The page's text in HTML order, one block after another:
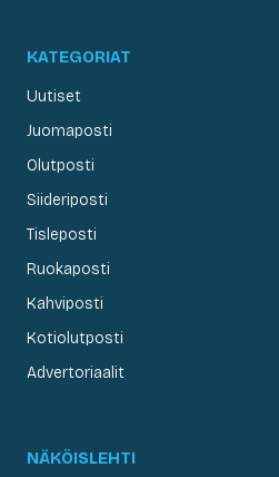
KATEGORIAT
Uutiset
Juomaposti
Olutposti
Siideriposti
Tisleposti
Ruokaposti
Kahviposti
Kotiolutposti
Advertoriaalit
NÄKÖISLEHTI